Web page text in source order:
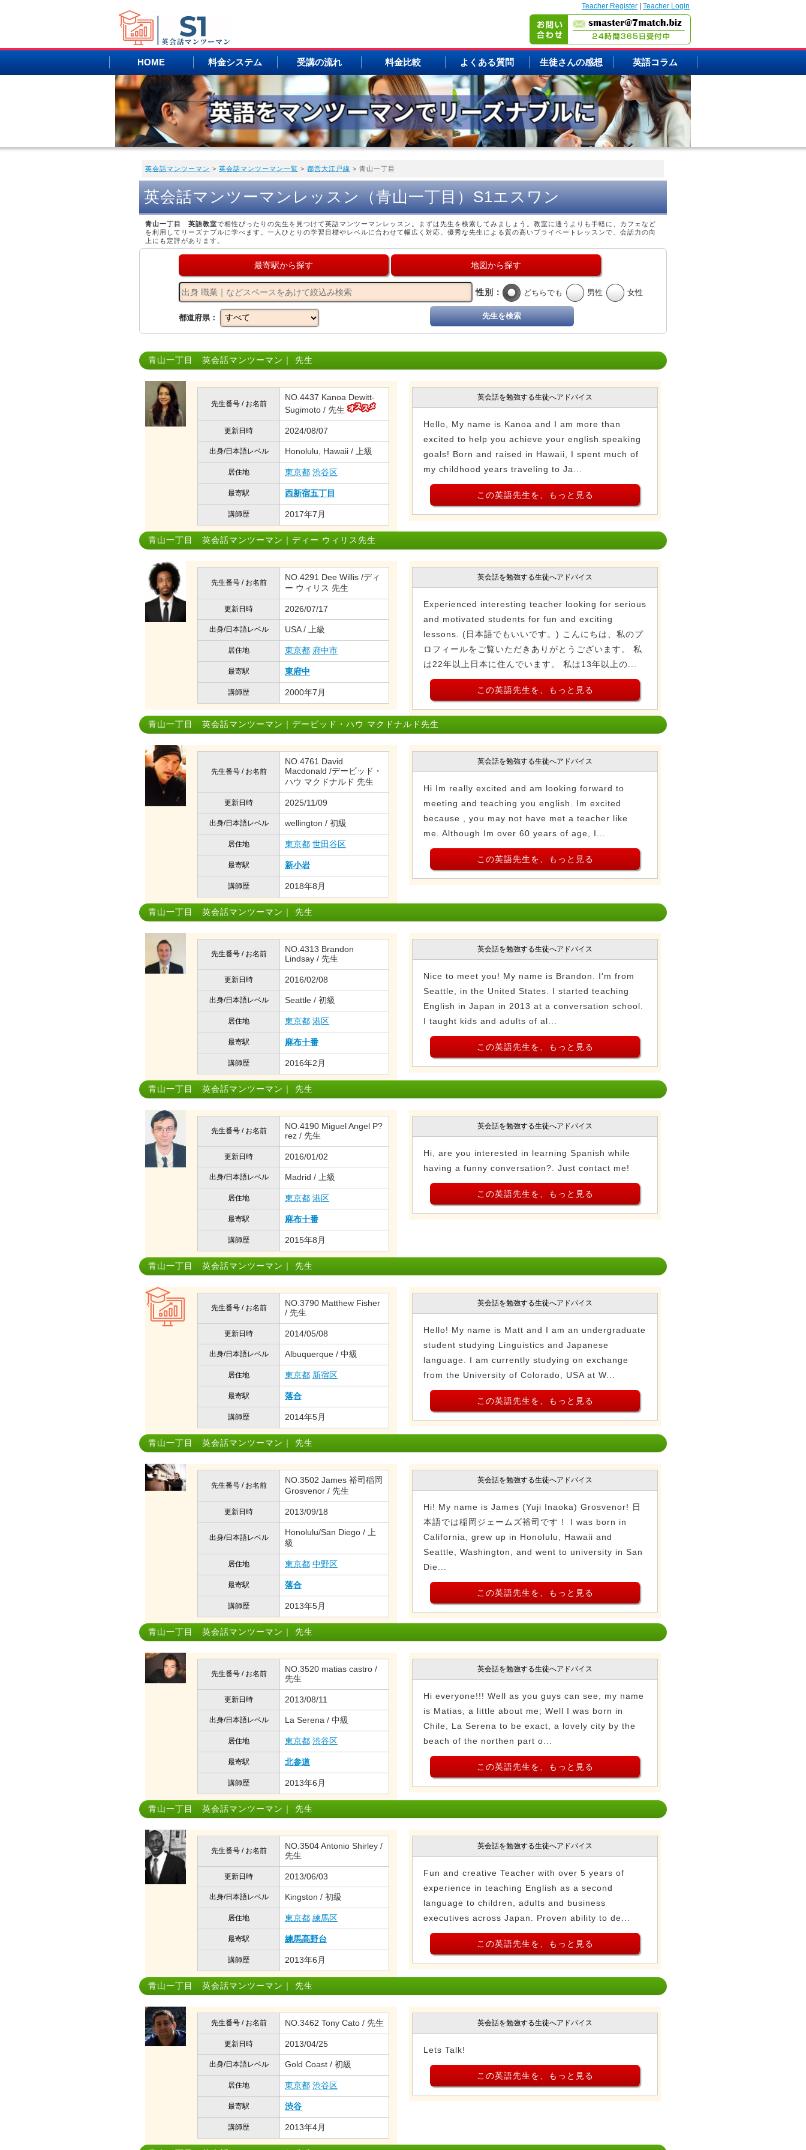
Teacher Register Teacher Login
HOME 料金システム 受講の流れ 料金比較 よくある質問 生徒さんの感想 英語コラム
英会話マンツーマン > 英会話マンツーマン一覧 > 都営大江戸線 > 青山一丁目
英会話マンツーマンレッスン（青山一丁目）S1エスワン
青山一丁目 英語教室で相性ぴったりの先生を見つけて英語マンツーマンレッスン。まずは先生を検索してみましょう。教室に通うよりも手軽に、カフェなど
を利用してリーズナブルに学べます。一人ひとりの学習目標やレベルに合わせて幅広く対応。優秀な先生による質の高いプライベートレッスンで、会話力の向
上にも定評があります。
最寄駅から探す 地図から探す
性別： どちらでも 男性 女性
都道府県： 先生を検索
青山一丁目 英会話マンツーマン｜ 先生
先生番号 / お名前
NO.4437 Kanoa Dewitt-
Sugimoto / 先生
更新日時 2024/08/07
出身/日本語レベル Honolulu, Hawaii / 上級
居住地 東京都 渋谷区
最寄駅 西新宿五丁目
講師歴 2017年7月
英会話を勉強する生徒へアドバイス
Hello, My name is Kanoa and I am more than
excited to help you achieve your english speaking
goals! Born and raised in Hawaii, I spent much of
my childhood years traveling to Ja...
この英語先生を、もっと見る
青山一丁目 英会話マンツーマン｜ディー ウィリス先生
先生番号 / お名前
NO.4291 Dee Willis /ディ
ー ウィリス 先生
更新日時 2026/07/17
出身/日本語レベル USA / 上級
居住地 東京都 府中市
最寄駅 東府中
講師歴 2000年7月
英会話を勉強する生徒へアドバイス
Experienced interesting teacher looking for serious
and motivated students for fun and exciting
lessons. (日本語でもいいです。) こんにちは、私のプ
ロフィールをご覧いただきありがとうございます。 私
は22年以上日本に住んでいます。 私は13年以上の...
この英語先生を、もっと見る
青山一丁目 英会話マンツーマン｜デービッド・ハウ マクドナルド先生
先生番号 / お名前
NO.4761 David
Macdonald /デービッド・
ハウ マクドナルド 先生
更新日時 2025/11/09
出身/日本語レベル wellington / 初級
居住地 東京都 世田谷区
最寄駅 新小岩
講師歴 2018年8月
英会話を勉強する生徒へアドバイス
Hi Im really excited and am looking forward to
meeting and teaching you english. Im excited
because , you may not have met a teacher like
me. Although Im over 60 years of age, I...
この英語先生を、もっと見る
青山一丁目 英会話マンツーマン｜ 先生
先生番号 / お名前
NO.4313 Brandon
Lindsay / 先生
更新日時 2016/02/08
出身/日本語レベル Seattle / 初級
居住地 東京都 港区
最寄駅 麻布十番
講師歴 2016年2月
英会話を勉強する生徒へアドバイス
Nice to meet you! My name is Brandon. I'm from
Seattle, in the United States. I started teaching
English in Japan in 2013 at a conversation school.
I taught kids and adults of al...
この英語先生を、もっと見る
青山一丁目 英会話マンツーマン｜ 先生
先生番号 / お名前
NO.4190 Miguel Angel P?
rez / 先生
更新日時 2016/01/02
出身/日本語レベル Madrid / 上級
居住地 東京都 港区
最寄駅 麻布十番
講師歴 2015年8月
英会話を勉強する生徒へアドバイス
Hi, are you interested in learning Spanish while
having a funny conversation?. Just contact me!
この英語先生を、もっと見る
青山一丁目 英会話マンツーマン｜ 先生
先生番号 / お名前
NO.3790 Matthew Fisher
/ 先生
更新日時 2014/05/08
出身/日本語レベル Albuquerque / 中級
居住地 東京都 新宿区
最寄駅 落合
講師歴 2014年5月
英会話を勉強する生徒へアドバイス
Hello! My name is Matt and I am an undergraduate
student studying Linguistics and Japanese
language. I am currently studying on exchange
from the University of Colorado, USA at W...
この英語先生を、もっと見る
青山一丁目 英会話マンツーマン｜ 先生
先生番号 / お名前
NO.3502 James 裕司稲岡
Grosvenor / 先生
更新日時 2013/09/18
出身/日本語レベル
Honolulu/San Diego / 上
級
居住地 東京都 中野区
最寄駅 落合
講師歴 2013年5月
英会話を勉強する生徒へアドバイス
Hi! My name is James (Yuji Inaoka) Grosvenor! 日
本語では稲岡ジェームズ裕司です！ I was born in
California, grew up in Honolulu, Hawaii and
Seattle, Washington, and went to university in San
Die...
この英語先生を、もっと見る
青山一丁目 英会話マンツーマン｜ 先生
先生番号 / お名前
NO.3520 matias castro /
先生
更新日時 2013/08/11
出身/日本語レベル La Serena / 中級
居住地 東京都 渋谷区
最寄駅 北参道
講師歴 2013年6月
英会話を勉強する生徒へアドバイス
Hi everyone!!! Well as you guys can see, my name
is Matias, a little about me; Well I was born in
Chile, La Serena to be exact, a lovely city by the
beach of the northen part o...
この英語先生を、もっと見る
青山一丁目 英会話マンツーマン｜ 先生
先生番号 / お名前
NO.3504 Antonio Shirley /
先生
更新日時 2013/06/03
出身/日本語レベル Kingston / 初級
居住地 東京都 練馬区
最寄駅 練馬高野台
講師歴 2013年6月
英会話を勉強する生徒へアドバイス
Fun and creative Teacher with over 5 years of
experience in teaching English as a second
language to children, adults and business
executives across Japan. Proven ability to de...
この英語先生を、もっと見る
青山一丁目 英会話マンツーマン｜ 先生
先生番号 / お名前 NO.3462 Tony Cato / 先生
更新日時 2013/04/25
出身/日本語レベル Gold Coast / 初級
居住地 東京都 渋谷区
最寄駅 渋谷
講師歴 2013年4月
英会話を勉強する生徒へアドバイス
Lets Talk!
この英語先生を、もっと見る